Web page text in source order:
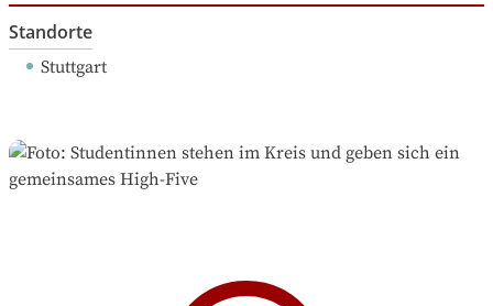
Standorte
Stuttgart